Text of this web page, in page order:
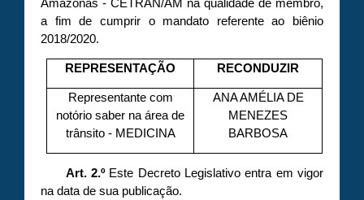
Amazonas - CETRAN/AM na qualidade de membro,
a fim de cumprir o mandato referente ao biênio
2018/2020.
REPRESENTAÇÃO RECONDUZIR
Representante com
notório saber na área de
trânsito - MEDICINA
ANA AMÉLIA DE
MENEZES
BARBOSA
Art. 2.ºEste Decreto Legislativo entra em vigor
na data de sua publicação.